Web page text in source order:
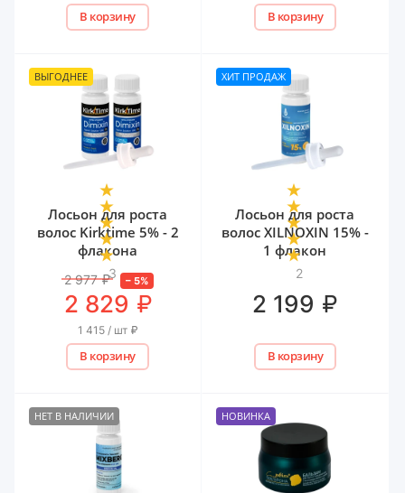
В корзину В корзину
ВЫГОДНЕЕ
3
Лосьон для роста
волос Kirktime 5% - 2
флакона
2 977 ₽ –5%
2 829 ₽
1 415 / шт ₽
В корзину
ХИТ ПРОДАЖ
2
Лосьон для роста
волос XILNOXIN 15% -
1 флакон
2 199 ₽
В корзину
НЕТ В НАЛИЧИИ НОВИНКА